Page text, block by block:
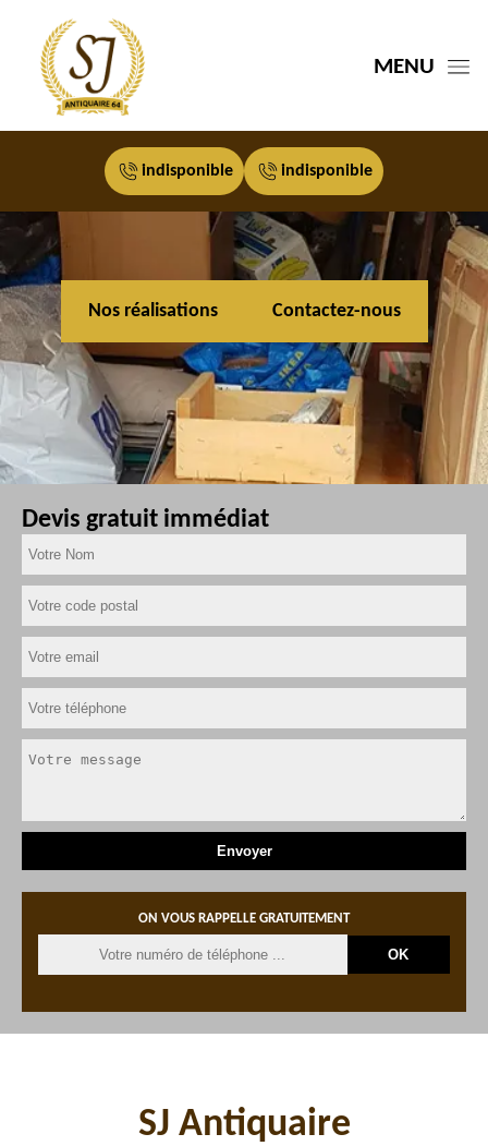
MENU
indisponible indisponible
Nos réalisations Contactez-nous
Devis gratuit immédiat
ON VOUS RAPPELLE GRATUITEMENT
SJ Antiquaire